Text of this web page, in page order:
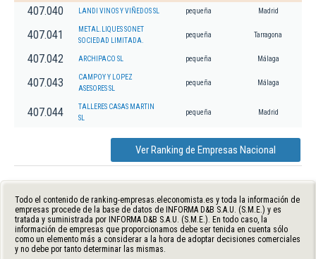
407.040 LANDI VINOS Y VIÑEDOS SL pequeña Madrid
407.041
METAL.LIQUES SONET
SOCIEDAD LIMITADA.
pequeña Tarragona
407.042 ARCHIPACO SL pequeña Málaga
407.043
CAMPOY Y LOPEZ
ASESORES SL
pequeña Málaga
407.044
TALLERES CASAS MARTIN
SL
pequeña Madrid
Ver Ranking de Empresas Nacional
Todo el contenido de ranking-empresas.eleconomista.es y toda la información de
empresas procede de la base de datos de INFORMA D&B S.A.U. (S.M.E.) y es
tratada y suministrada por INFORMA D&B S.A.U. (S.M.E.). En todo caso, la
información de empresas que proporcionamos debe ser tenida en cuenta sólo
como un elemento más a considerar a la hora de adoptar decisiones comerciales
y no debe por tanto determinar las mismas.